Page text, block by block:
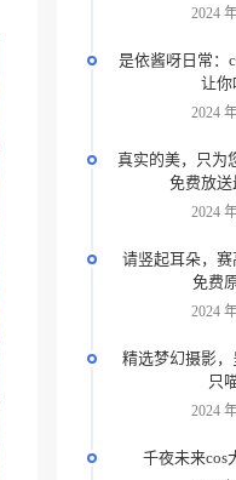
2024
是依酱呀日常：
让你
2024
真实的美，只
免费放送
2024
请竖起耳朵，
免费
2024
精选梦幻摄影
只
2024
千夜未来cos